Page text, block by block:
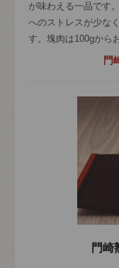
が味わえる一品です
へのストレスが少な
す。塊肉は100gから
門
門崎